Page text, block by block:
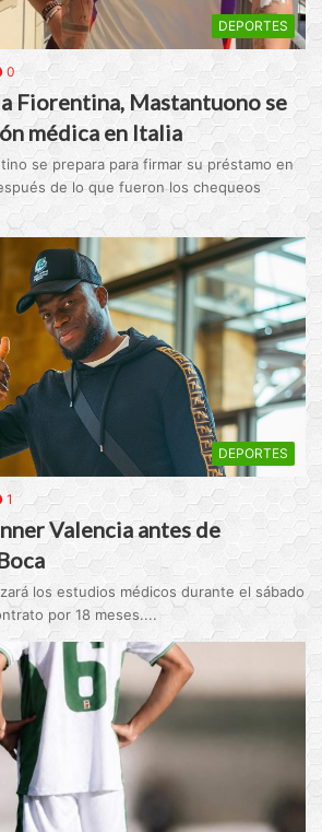
DEPORTES
0
Fiorentina, Mastantuono se
médica en Italia
se prepara para firmar su préstamo en
de lo que fueron los chequeos
DEPORTES
1
Valencia antes de
los estudios médicos durante el sábado
por 18 meses....